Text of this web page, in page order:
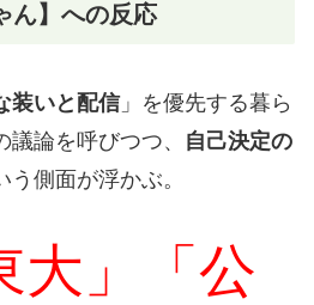
ん】への反応
装いと配信」を優先する暮ら
論を呼びつつ、 自己決定の
側面が浮かぶ。
大」「公